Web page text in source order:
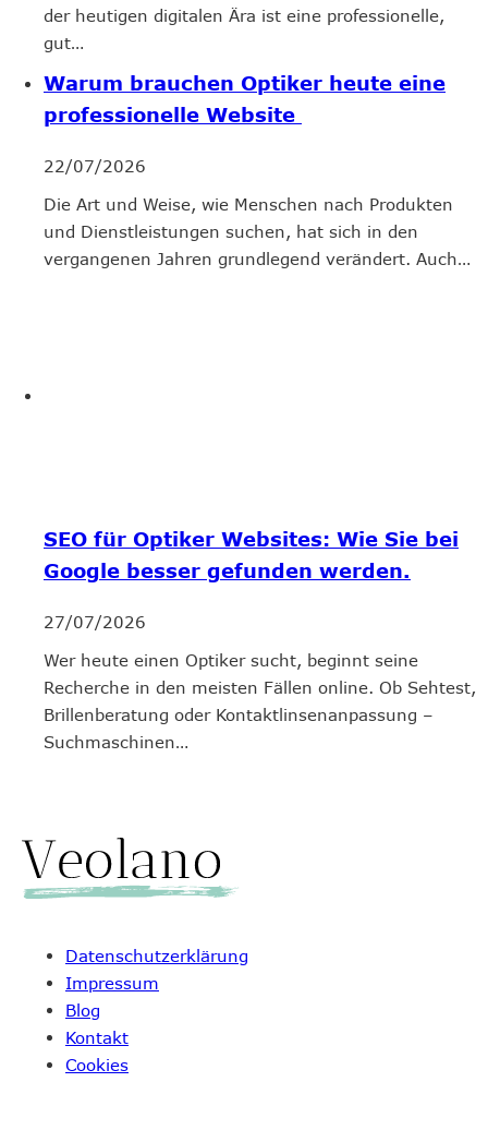
der heutigen digitalen Ära ist eine professionelle,
gut…
Warum brauchen Optiker heute eine
professionelle Website
22/07/2026
Die Art und Weise, wie Menschen nach Produkten
und Dienstleistungen suchen, hat sich in den
vergangenen Jahren grundlegend verändert. Auch…
SEO für Optiker Websites: Wie Sie bei
Google besser gefunden werden.
27/07/2026
Wer heute einen Optiker sucht, beginnt seine
Recherche in den meisten Fällen online. Ob Sehtest,
Brillenberatung oder Kontaktlinsenanpassung –
Suchmaschinen…
Datenschutzerklärung
Impressum
Blog
Kontakt
Cookies